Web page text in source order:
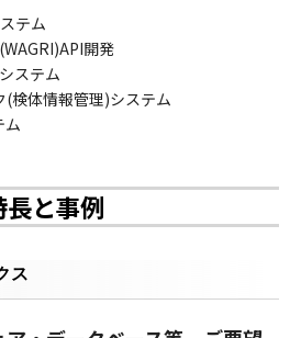
テム
開発
ステム
検体情報管理)システム
ム
長と事例
ス